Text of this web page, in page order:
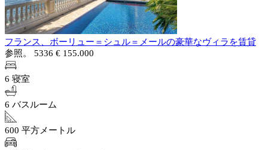
フランス、ボーリュー＝シュル＝メールの豪華なヴィラを賃貸
参照。 5336 € 155.000
6 寝室
6 バスルーム
600 平方メートル